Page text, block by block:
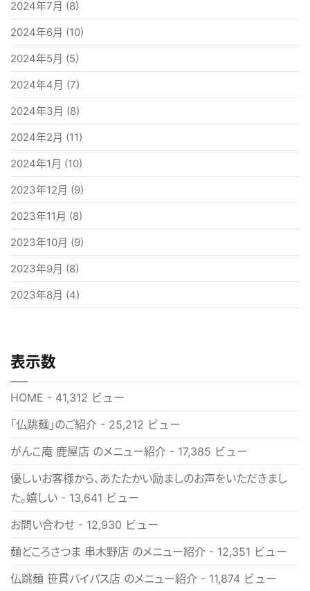
2024年7月 (8)
2024年6月 (10)
2024年5月 (5)
2024年4月 (7)
2024年3月 (8)
2024年2月 (11)
2024年1月 (10)
2023年12月 (9)
2023年11月 (8)
2023年10月 (9)
2023年9月 (8)
2023年8月 (4)
表示数
HOME - 41,312 ビュー
「仏跳麺」のご紹介 - 25,212 ビュー
がんこ庵 鹿屋店 のメニュー紹介 - 17,385 ビュー
優しいお客様から、あたたかい励ましのお声をいただきまし
た。嬉しい - 13,641 ビュー
お問い合わせ - 12,930 ビュー
麺どころさつま 串木野店 のメニュー紹介 - 12,351 ビュー
仏跳麺 笹貫バイパス店 のメニュー紹介 - 11,874 ビュー